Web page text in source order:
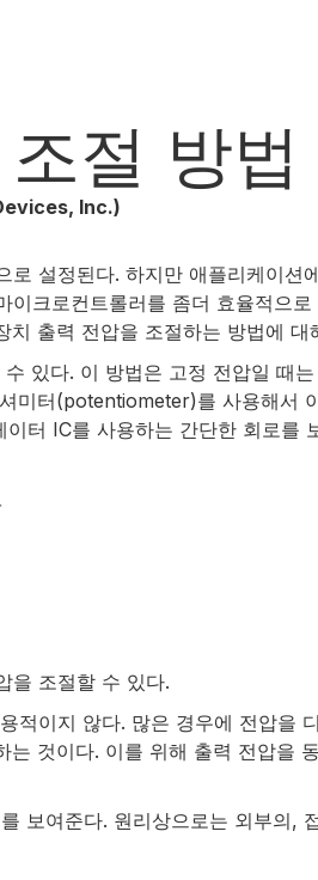
절 방법
Inc.)
설정된다. 하지만 애플리케이션
크로컨트롤러를 좀더 효율적으
출력 전압을 조절하는 방법에 대
있다. 이 방법은 고정 전압일 때
미터(potentiometer)를 사용해서
터 IC를 사용하는 간단한 회로를
을 조절할 수 있다.
적이지 않다. 많은 경우에 전압을
것이다. 이를 위해 출력 전압을
보여준다. 원리상으로는 외부의,